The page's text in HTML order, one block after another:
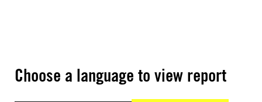
Choose a language to view report